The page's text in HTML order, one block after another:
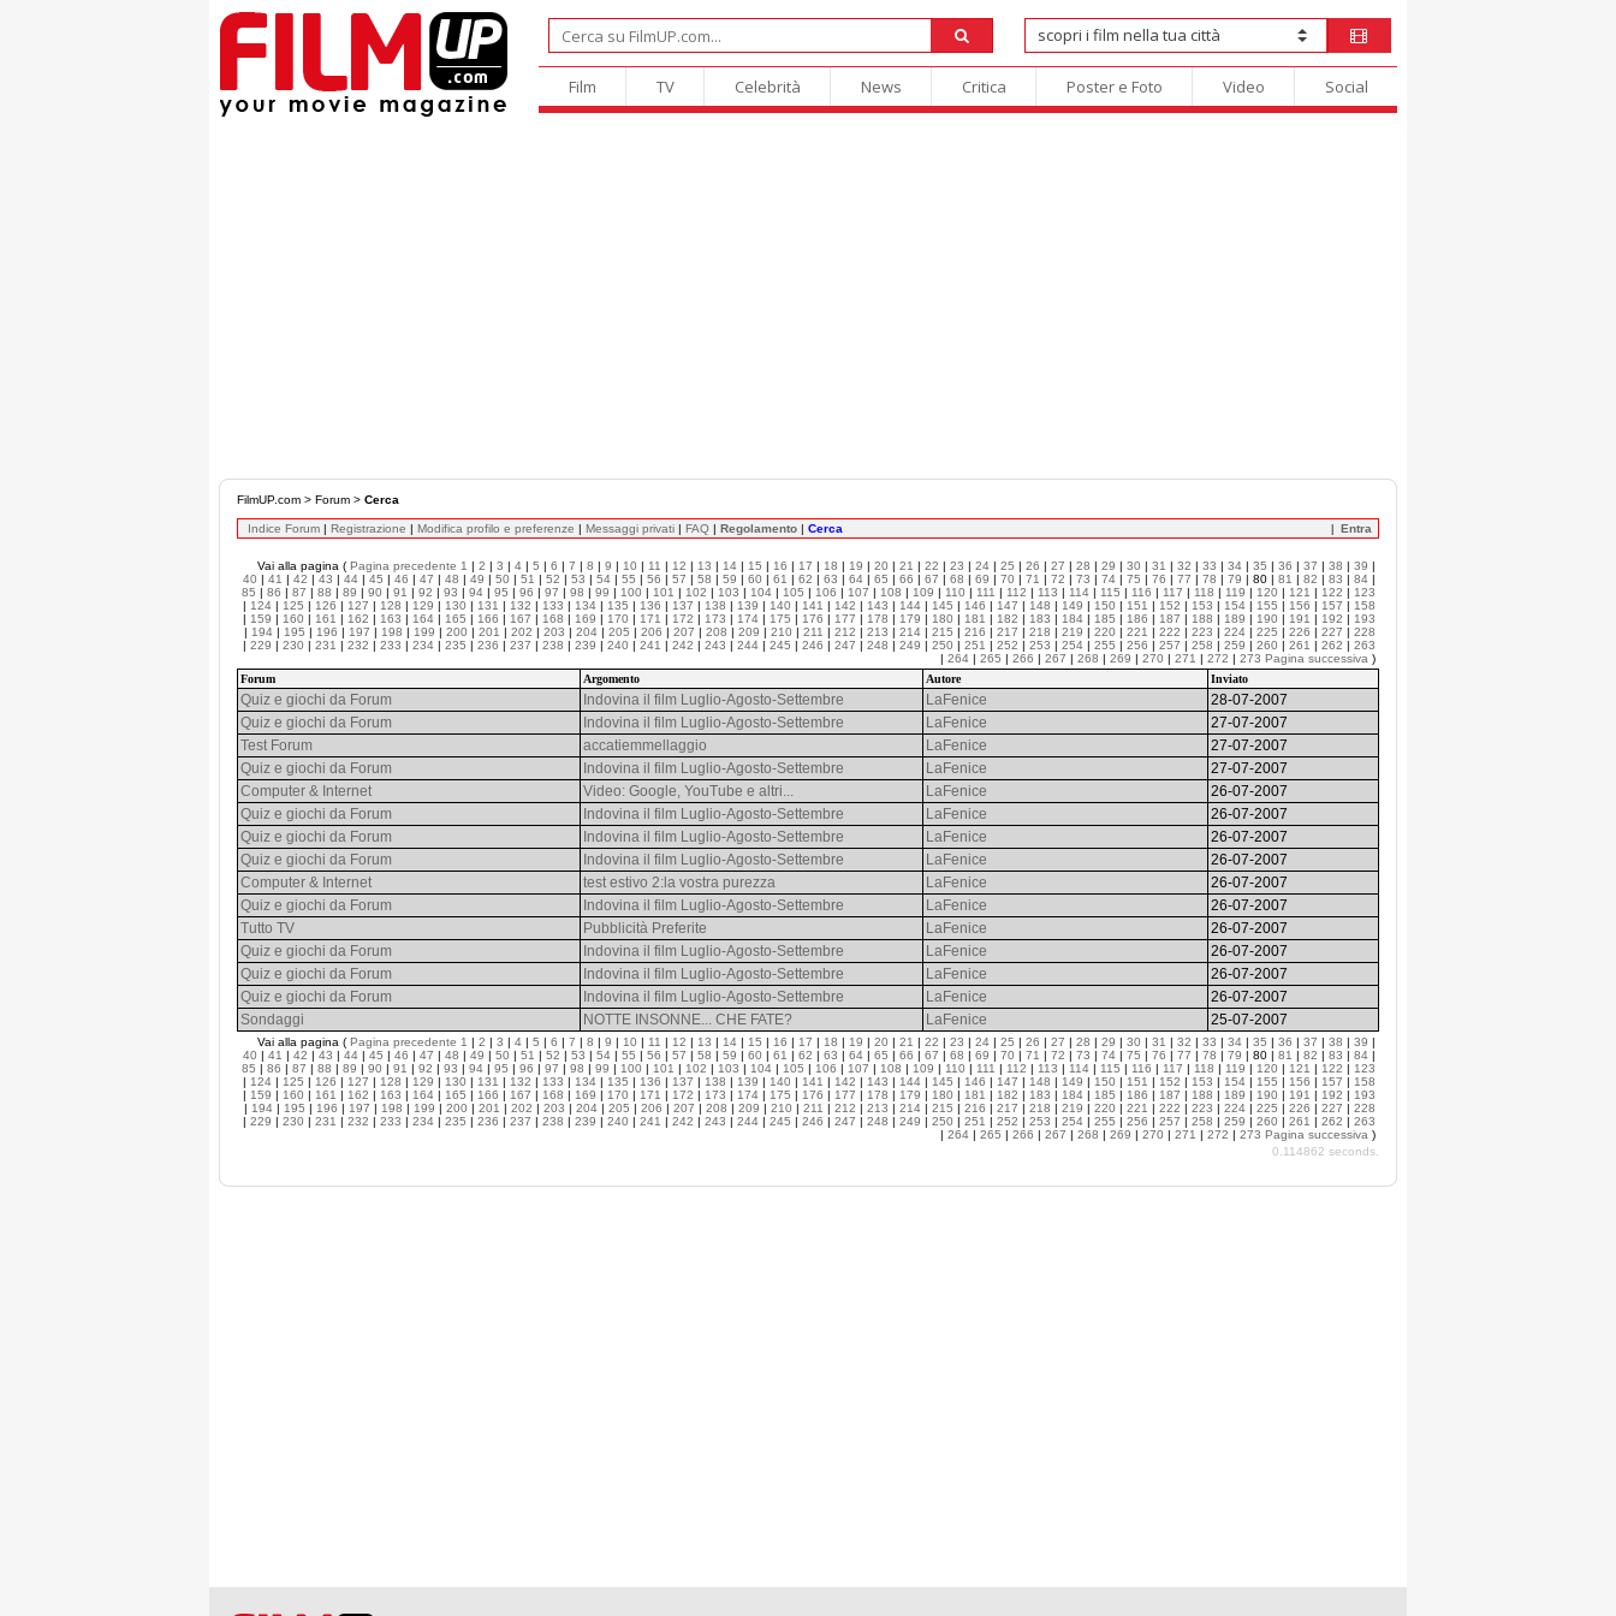
Film TV Celebrità News Critica Poster e Foto Video Social
FilmUP.com > Forum > Cerca
Indice Forum | Registrazione | Modifica profilo e preferenze | Messaggi privati | FAQ | Regolamento | Cerca Entra
Vai alla pagina ( Pagina precedente 1 | 2 | 3 | 4 | 5 | 6 | 7 | 8 | 9 | 10 | 11 | 12 | 13 | 14 | 15 | 16 | 17 | 18 | 19 | 20 | 21 | 22 | 23 | 24 | 25 | 26 | 27 | 28 | 29 | 30 | 31 | 32 | 33 | 34 | 35 | 36 | 37 | 38 | 39 |
40 | 41 | 42 | 43 | 44 | 45 | 46 | 47 | 48 | 49 | 50 | 51 | 52 | 53 | 54 | 55 | 56 | 57 | 58 | 59 | 60 | 61 | 62 | 63 | 64 | 65 | 66 | 67 | 68 | 69 | 70 | 71 | 72 | 73 | 74 | 75 | 76 | 77 | 78 | 79 | 80 | 81 | 82 | 83 | 84 |
85 | 86 | 87 | 88 | 89 | 90 | 91 | 92 | 93 | 94 | 95 | 96 | 97 | 98 | 99 | 100 | 101 | 102 | 103 | 104 | 105 | 106 | 107 | 108 | 109 | 110 | 111 | 112 | 113 | 114 | 115 | 116 | 117 | 118 | 119 | 120 | 121 | 122 | 123
| 124 | 125 | 126 | 127 | 128 | 129 | 130 | 131 | 132 | 133 | 134 | 135 | 136 | 137 | 138 | 139 | 140 | 141 | 142 | 143 | 144 | 145 | 146 | 147 | 148 | 149 | 150 | 151 | 152 | 153 | 154 | 155 | 156 | 157 | 158
| 159 | 160 | 161 | 162 | 163 | 164 | 165 | 166 | 167 | 168 | 169 | 170 | 171 | 172 | 173 | 174 | 175 | 176 | 177 | 178 | 179 | 180 | 181 | 182 | 183 | 184 | 185 | 186 | 187 | 188 | 189 | 190 | 191 | 192 | 193
| 194 | 195 | 196 | 197 | 198 | 199 | 200 | 201 | 202 | 203 | 204 | 205 | 206 | 207 | 208 | 209 | 210 | 211 | 212 | 213 | 214 | 215 | 216 | 217 | 218 | 219 | 220 | 221 | 222 | 223 | 224 | 225 | 226 | 227 | 228
| 229 | 230 | 231 | 232 | 233 | 234 | 235 | 236 | 237 | 238 | 239 | 240 | 241 | 242 | 243 | 244 | 245 | 246 | 247 | 248 | 249 | 250 | 251 | 252 | 253 | 254 | 255 | 256 | 257 | 258 | 259 | 260 | 261 | 262 | 263
| 264 | 265 | 266 | 267 | 268 | 269 | 270 | 271 | 272 | 273 Pagina successiva )
Forum
Argomento Autore Inviato
Quiz e giochi da Forum Indovina il film Luglio-Agosto-Settembre LaFenice
28-07-2007
Quiz e giochi da Forum
Indovina il film Luglio-Agosto-Settembre LaFenice
27-07-2007
Test Forum
accatiemmellaggio LaFenice
27-07-2007
Quiz e giochi da Forum
Indovina il film Luglio-Agosto-Settembre LaFenice
27-07-2007
Computer & Internet
Video: Google, YouTube e altri... LaFenice
26-07-2007
Quiz e giochi da Forum
Indovina il film Luglio-Agosto-Settembre LaFenice
26-07-2007
Quiz e giochi da Forum
Indovina il film Luglio-Agosto-Settembre LaFenice
26-07-2007
Quiz e giochi da Forum
Indovina il film Luglio-Agosto-Settembre LaFenice
26-07-2007
Computer & Internet
test estivo 2:la vostra purezza LaFenice
26-07-2007
Quiz e giochi da Forum
Indovina il film Luglio-Agosto-Settembre LaFenice
26-07-2007
Tutto TV
Pubblicità Preferite LaFenice
26-07-2007
Quiz e giochi da Forum
Indovina il film Luglio-Agosto-Settembre LaFenice
26-07-2007
Quiz e giochi da Forum
Indovina il film Luglio-Agosto-Settembre LaFenice
26-07-2007
Quiz e giochi da Forum
Indovina il film Luglio-Agosto-Settembre LaFenice
26-07-2007
Sondaggi
NOTTE INSONNE... CHE FATE? LaFenice 25-07-2007
Vai alla pagina ( Pagina precedente 1 | 2 | 3 | 4 | 5 | 6 | 7 | 8 | 9 | 10 | 11 | 12 | 13 | 14 | 15 | 16 | 17 | 18 | 19 | 20 | 21 | 22 | 23 | 24 | 25 | 26 | 27 | 28 | 29 | 30 | 31 | 32 | 33 | 34 | 35 | 36 | 37 | 38 | 39 |
40 | 41 | 42 | 43 | 44 | 45 | 46 | 47 | 48 | 49 | 50 | 51 | 52 | 53 | 54 | 55 | 56 | 57 | 58 | 59 | 60 | 61 | 62 | 63 | 64 | 65 | 66 | 67 | 68 | 69 | 70 | 71 | 72 | 73 | 74 | 75 | 76 | 77 | 78 | 79 | 80 | 81 | 82 | 83 | 84 |
85 | 86 | 87 | 88 | 89 | 90 | 91 | 92 | 93 | 94 | 95 | 96 | 97 | 98 | 99 | 100 | 101 | 102 | 103 | 104 | 105 | 106 | 107 | 108 | 109 | 110 | 111 | 112 | 113 | 114 | 115 | 116 | 117 | 118 | 119 | 120 | 121 | 122 | 123
| 124 | 125 | 126 | 127 | 128 | 129 | 130 | 131 | 132 | 133 | 134 | 135 | 136 | 137 | 138 | 139 | 140 | 141 | 142 | 143 | 144 | 145 | 146 | 147 | 148 | 149 | 150 | 151 | 152 | 153 | 154 | 155 | 156 | 157 | 158
| 159 | 160 | 161 | 162 | 163 | 164 | 165 | 166 | 167 | 168 | 169 | 170 | 171 | 172 | 173 | 174 | 175 | 176 | 177 | 178 | 179 | 180 | 181 | 182 | 183 | 184 | 185 | 186 | 187 | 188 | 189 | 190 | 191 | 192 | 193
| 194 | 195 | 196 | 197 | 198 | 199 | 200 | 201 | 202 | 203 | 204 | 205 | 206 | 207 | 208 | 209 | 210 | 211 | 212 | 213 | 214 | 215 | 216 | 217 | 218 | 219 | 220 | 221 | 222 | 223 | 224 | 225 | 226 | 227 | 228
| 229 | 230 | 231 | 232 | 233 | 234 | 235 | 236 | 237 | 238 | 239 | 240 | 241 | 242 | 243 | 244 | 245 | 246 | 247 | 248 | 249 | 250 | 251 | 252 | 253 | 254 | 255 | 256 | 257 | 258 | 259 | 260 | 261 | 262 | 263
| 264 | 265 | 266 | 267 | 268 | 269 | 270 | 271 | 272 | 273 Pagina successiva )
0.114862 seconds.